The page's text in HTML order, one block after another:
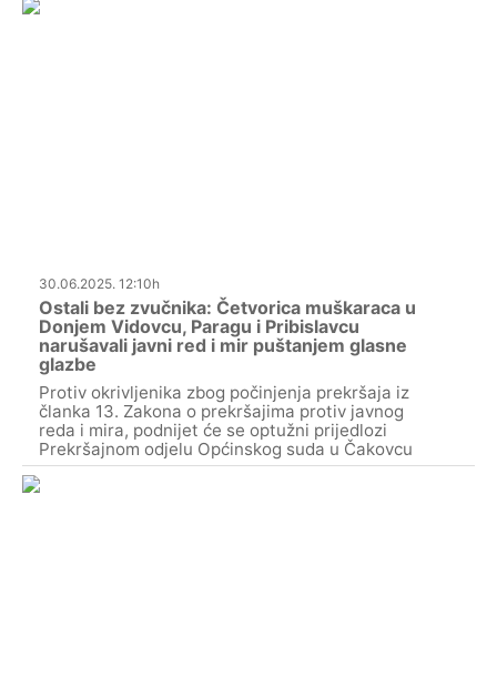
30.06.2025. 12:10h
Ostali bez zvučnika: Četvorica muškaraca u
Donjem Vidovcu, Paragu i Pribislavcu
narušavali javni red i mir puštanjem glasne
glazbe
Protiv okrivljenika zbog počinjenja prekršaja iz
članka 13. Zakona o prekršajima protiv javnog
reda i mira, podnijet će se optužni prijedlozi
Prekršajnom odjelu Općinskog suda u Čakovcu